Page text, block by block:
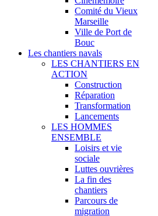
Comité du Vieux
Marseille
Ville de Port de
Bouc
Les chantiers navals
LES CHANTIERS EN
ACTION
Construction
Réparation
Transformation
Lancements
LES HOMMES
ENSEMBLE
Loisirs et vie
sociale
Luttes ouvrières
La fin des
chantiers
Parcours de
migration